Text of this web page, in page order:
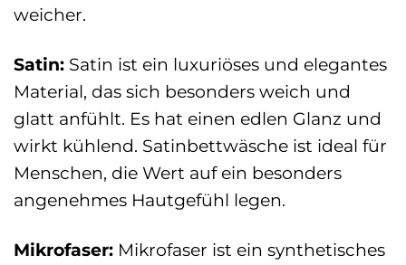
weicher.
Satin: Satin ist ein luxuriöses und elegantes
Material, das sich besonders weich und
glatt anfühlt. Es hat einen edlen Glanz und
wirkt kühlend. Satinbettwäsche ist ideal für
Menschen, die Wert auf ein besonders
angenehmes Hautgefühl legen.
Mikrofaser: Mikrofaser ist ein synthetisches